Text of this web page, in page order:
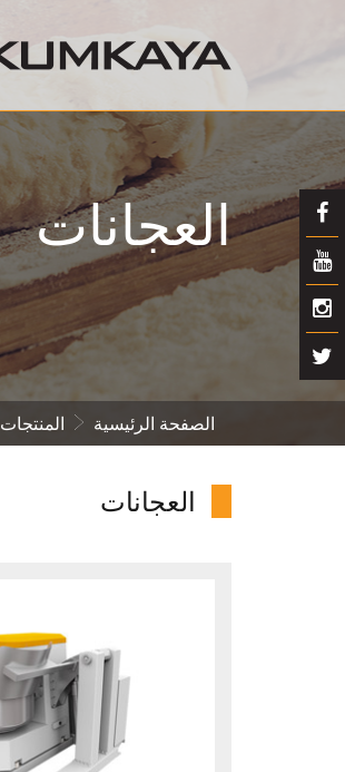
العجانات
الصفحة الرئيسية المنتجات
العجانات